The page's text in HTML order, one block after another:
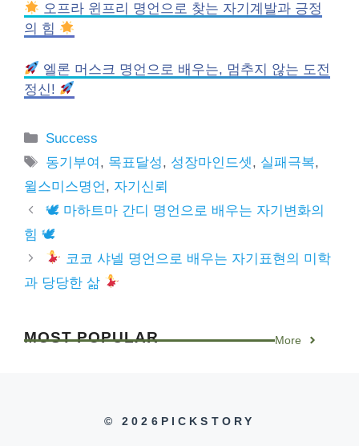
오프라 윈프리 명언으로 찾는 자기계발과 긍정
의 힘
엘론 머스크 명언으로 배우는, 멈추지 않는 도전
정신!
Categories
Success
Tags
동기부여 , 목표달성, 성장마인드셋, 실패극복,
윌스미스명언 , 자기신뢰
🕊 마하트마 간디 명언으로 배우는 자기변화의
힘 🕊
코코 샤넬 명언으로 배우는 자기표현의 미학
과 당당한 삶
MOSTPOPULAR More
© 2026PICKSTORY